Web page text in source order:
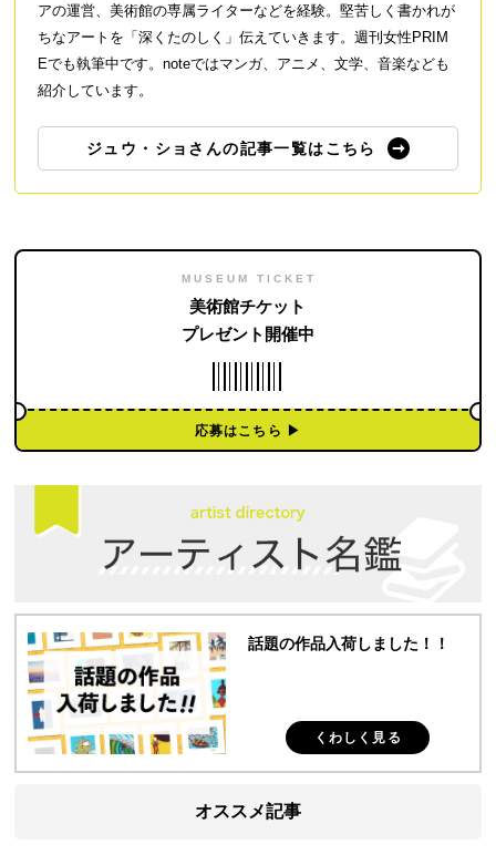
アの運営、美術館の専属ライターなどを経験。堅苦しく書かれが
ちなアートを「深くたのしく」伝えていきます。週刊女性PRIM
Eでも執筆中です。noteではマンガ、アニメ、文学、音楽なども
紹介しています。
ジュウ・ショさんの記事一覧はこちら
MUSEUM TICKET
美術館チケット
プレゼント開催中
応募はこちら ▶︎
話題の作品入荷しました！！
くわしく見る
オススメ記事